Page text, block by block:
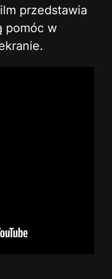
przedstawia
pomóc w